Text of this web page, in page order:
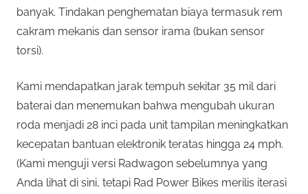
banyak. Tindakan penghematan biaya termasuk rem
cakram mekanis dan sensor irama (bukan sensor
torsi).
Kami mendapatkan jarak tempuh sekitar 35 mil dari
baterai dan menemukan bahwa mengubah ukuran
roda menjadi 28 inci pada unit tampilan meningkatkan
kecepatan bantuan elektronik teratas hingga 24 mph.
(Kami menguji versi Radwagon sebelumnya yang
Anda lihat di sini, tetapi Rad Power Bikes merilis iterasi